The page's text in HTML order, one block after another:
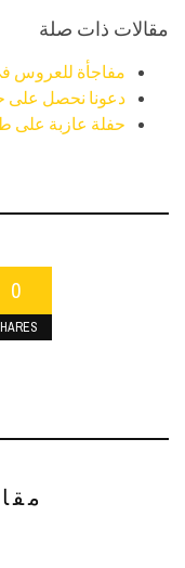
مقالات ذات صلة
مفاجأة للعروس
دعونا نحصل على
حفلة عازبة على
0